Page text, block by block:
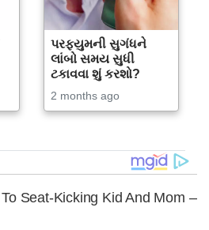
પરફ્યુમની સુગંધને
લાંબો સમય સુધી
ટકાવવા શું કરશો?
2 months ago